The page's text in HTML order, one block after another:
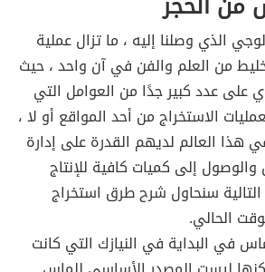
الذي وصلنا إليه ، ما تزال عملية
من العلم والفن في آن واحد ، حيث
على عدد كبير جدًا من العوامل التي
الاستخراج من أحد المواقع أو لا ،
العالم لديهم القدرة على إدارة
إلى كميات كافية للإنتاج
سنحاول شرح طرق استخراج
الحالي.
في البداية في النيازك التي كانت